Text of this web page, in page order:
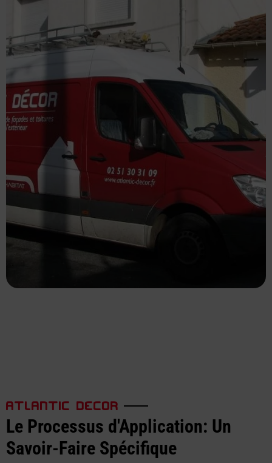
ATLANTIC DECOR
Le Processus d'Application: Un
Savoir-Faire Spécifique